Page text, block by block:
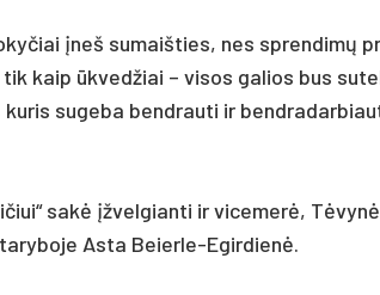
įneš su­maiš­ties, nes spren­dimų
kaip ūkved­žiai – vi­sos ga­lios bus
su­ge­ba bend­rau­ti ir
sakė įžvel­gian­ti ir vi­ce­merė,
As­ta Beier­le-Egir­dienė.